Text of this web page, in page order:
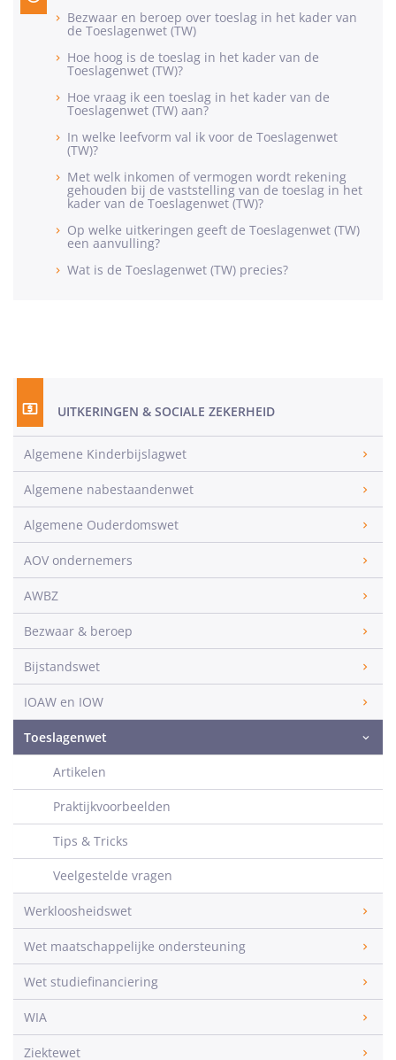
Bezwaar en beroep over toeslag in het kader van
de Toeslagenwet (TW)
Hoe hoog is de toeslag in het kader van de
Toeslagenwet (TW)?
Hoe vraag ik een toeslag in het kader van de
Toeslagenwet (TW) aan?
In welke leefvorm val ik voor de Toeslagenwet
(TW)?
Met welk inkomen of vermogen wordt rekening
gehouden bij de vaststelling van de toeslag in het
kader van de Toeslagenwet (TW)?
Op welke uitkeringen geeft de Toeslagenwet (TW)
een aanvulling?
Wat is de Toeslagenwet (TW) precies?
UITKERINGEN & SOCIALE ZEKERHEID
Algemene Kinderbijslagwet
Algemene nabestaandenwet
Algemene Ouderdomswet
AOV ondernemers
AWBZ
Bezwaar & beroep
Bijstandswet
IOAW en IOW
Toeslagenwet
Artikelen
Praktijkvoorbeelden
Tips & Tricks
Veelgestelde vragen
Werkloosheidswet
Wet maatschappelijke ondersteuning
Wet studiefinanciering
WIA
Ziektewet